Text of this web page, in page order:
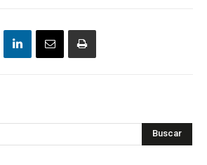
Buscar